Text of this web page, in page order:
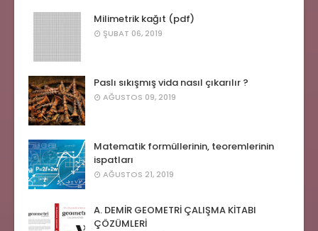
Milimetrik kağıt (pdf)
ŞUBAT 06, 2019
Paslı sıkışmış vida nasıl çıkarılır ?
AĞUSTOS 09, 2019
Matematik formüllerinin, teoremlerinin
ispatları
AĞUSTOS 21, 2019
A. DEMİR GEOMETRİ ÇALIŞMA KİTABI
ÇÖZÜMLERİ